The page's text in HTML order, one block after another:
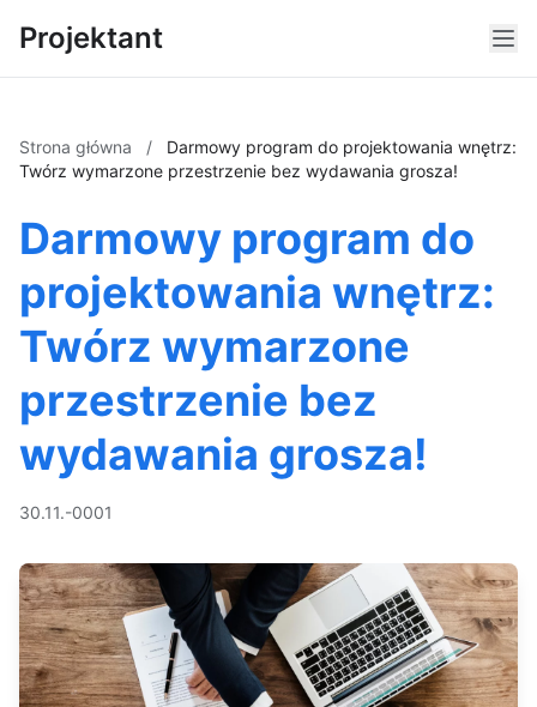
Projektant
Strona główna /
Darmowy program do projektowania wnętrz:
Twórz wymarzone przestrzenie bez wydawania grosza!
Darmowy program do
projektowania wnętrz:
Twórz wymarzone
przestrzenie bez
wydawania grosza!
30.11.-0001